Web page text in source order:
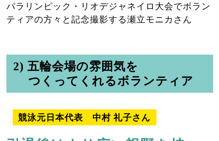
パラリンピック・リオデジャネイロ大会でボラン
ティアの方々と記念撮影する瀬立モニカさん
2) 五輪会場の雰囲気を
つくってくれるボランティア
競泳元日本代表 中村 礼子さん